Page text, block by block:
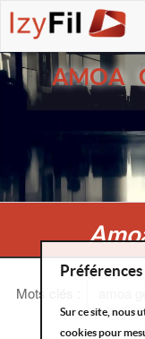
AMOA
Mots clés
Sur ce site, nous
cookies pour